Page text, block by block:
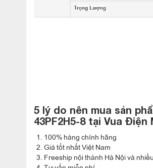
Điều hòa nối ống gió
5 lý do nên mua sản
43PF2H5-8 tại Vua Điện
100% hàng chính hãng
Giá tốt nhất Việt Nam
Freeship nội thành Hà Nội và